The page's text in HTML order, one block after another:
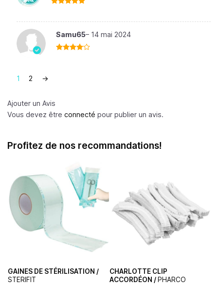
Samu65– 14 mai 2024
1 2 →
Ajouter un Avis
Vous devez être connecté pour publier un avis.
Profitez de nos recommandations!
GAINES DE STÉRILISATION /
STERIFIT
CHARLOTTE CLIP
ACCORDÉON / PHARCO